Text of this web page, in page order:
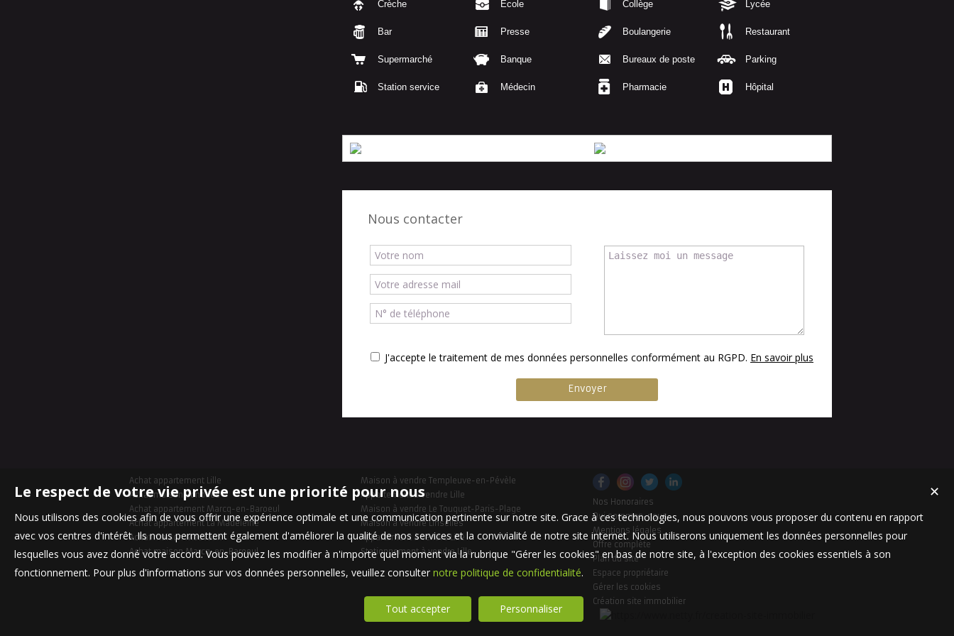
Crèche École Collège Lycée
Bar Presse Boulangerie Restaurant
Supermarché Banque Bureaux de poste Parking
Station service Médecin Pharmacie Hôpital
Nous contacter
J'accepte le traitement de mes données personnelles conformément au RGPD. En savoir plus
Achat appartement Lille
Achat maison Bondues
Achat appartement Marcq-en-Baroeul
Achat appartement La Madeleine
Achat maison Mouvaux
Achat maison Marcq-en-Baroeul
Maison à vendre Templeuve-en-Pévèle
Appartement à vendre Lille
Maison à vendre Le Touquet-Paris-Plage
Maison à vendre Linselles
Appartement à vendre Lille
Stationnement à vendre Lille
Nos Honoraires
Qui sommes-nous
Mentions légales
Offre complète
Plan du site
Espace propriétaire
Gérer les cookies
Création site immobilier
✕
Le respect de votre vie privée est une priorité pour nous
Nous utilisons des cookies afin de vous offrir une expérience optimale et une communication pertinente sur notre site. Grace à ces technologies, nous pouvons vous proposer du contenu en rapport
avec vos centres d'intérêt. Ils nous permettent également d'améliorer la qualité de nos services et la convivialité de notre site internet. Nous utiliserons uniquement les données personnelles pour
lesquelles vous avez donné votre accord. Vous pouvez les modifier à n'importe quel moment via la rubrique "Gérer les cookies" en bas de notre site, à l'exception des cookies essentiels à son
fonctionnement. Pour plus d'informations sur vos données personnelles, veuillez consulter notre politique de confidentialité.
Tout accepter Personnaliser